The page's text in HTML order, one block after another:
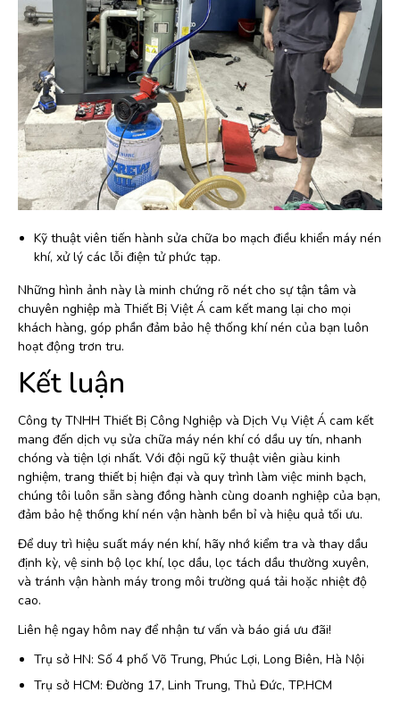
Kỹ thuật viên tiến hành sửa chữa bo mạch điều khiển máy nén
khí, xử lý các lỗi điện tử phức tạp.
Những hình ảnh này là minh chứng rõ nét cho sự tận tâm và
chuyên nghiệp mà Thiết Bị Việt Á cam kết mang lại cho mọi
khách hàng, góp phần đảm bảo hệ thống khí nén của bạn luôn
hoạt động trơn tru.
Kết luận
Công ty TNHH Thiết Bị Công Nghiệp và Dịch Vụ Việt Á cam kết
mang đến dịch vụ sửa chữa máy nén khí có dầu uy tín, nhanh
chóng và tiện lợi nhất. Với đội ngũ kỹ thuật viên giàu kinh
nghiệm, trang thiết bị hiện đại và quy trình làm việc minh bạch,
chúng tôi luôn sẵn sàng đồng hành cùng doanh nghiệp của bạn,
đảm bảo hệ thống khí nén vận hành bền bỉ và hiệu quả tối ưu.
Để duy trì hiệu suất máy nén khí, hãy nhớ kiểm tra và thay dầu
định kỳ, vệ sinh bộ lọc khí, lọc dầu, lọc tách dầu thường xuyên,
và tránh vận hành máy trong môi trường quá tải hoặc nhiệt độ
cao.
Liên hệ ngay hôm nay để nhận tư vấn và báo giá ưu đãi!
Trụ sở HN: Số 4 phố Võ Trung, Phúc Lợi, Long Biên, Hà Nội
Trụ sở HCM: Đường 17, Linh Trung, Thủ Đức, TP.HCM